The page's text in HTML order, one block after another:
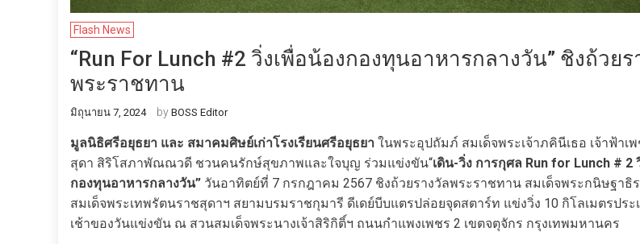
Flash News
“Run For Lunch #2 วิ่งเพื่อน้องกองทุนอาหารกลางวัน” ชิงถ้วยร
พระราชทาน
มิถุนายน 7, 2024 by BOSS Editor
มูลนิธิศรีอยุธยา และ สมาคมศิษย์เก่าโรงเรียนศรีอยุธยา ในพระอุปถัมภ์ สมเด็จพระเจ้าภคินีเธอ เจ้าฟ้าเ
สุดา สิริโสภาพัณณวดี ชวนคนรักษ์สุขภาพและใจบุญ ร่วมแข่งขัน“เดิน-วิ่ง การกุศล Run for Lunch # 2
กองทุนอาหารกลางวัน” วันอาทิตย์ที่ 7 กรกฎาคม 2567 ชิงถ้วยรางวัลพระราชทาน สมเด็จพระกนิษฐาธิร
สมเด็จพระเทพรัตนราชสุดาฯ สยามบรมราชกุมารี ดีเดย์บีบแตรปล่อยจุดสตาร์ท แข่งวิ่ง 10 กิโลเมตรปร
เช้าของวันแข่งขัน ณ สวนสมเด็จพระนางเจ้าสิริกิติ์ฯ ถนนกำแพงเพชร 2 เขตจตุจักร กรุงเทพมหานคร